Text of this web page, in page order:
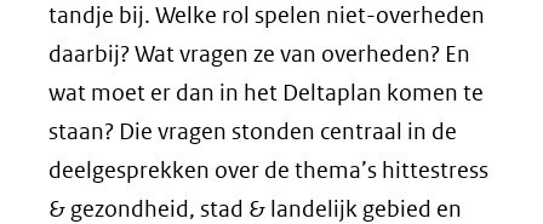
tandje bij. Welke rol spelen niet-overheden
daarbij? Wat vragen ze van overheden? En
wat moet er dan in het Deltaplan komen te
staan? Die vragen stonden centraal in de
deelgesprekken over de thema’s hittestress
& gezondheid, stad & landelijk gebied en